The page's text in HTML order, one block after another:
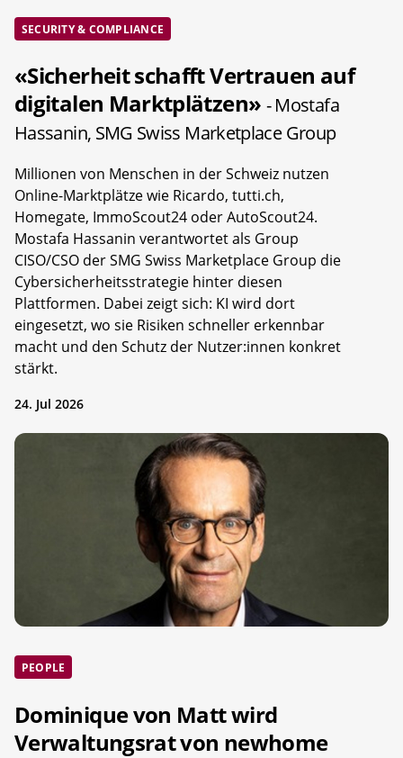
SECURITY & COMPLIANCE
«Sicherheit schafft Vertrauen auf
digitalen Marktplätzen» - Mostafa
Hassanin, SMG Swiss Marketplace Group
Millionen von Menschen in der Schweiz nutzen
Online-Marktplätze wie Ricardo, tutti.ch,
Homegate, ImmoScout24 oder AutoScout24.
Mostafa Hassanin verantwortet als Group
CISO/CSO der SMG Swiss Marketplace Group die
Cybersicherheitsstrategie hinter diesen
Plattformen. Dabei zeigt sich: KI wird dort
eingesetzt, wo sie Risiken schneller erkennbar
macht und den Schutz der Nutzer:innen konkret
stärkt.
24. Jul 2026
PEOPLE
Dominique von Matt wird
Verwaltungsrat von newhome